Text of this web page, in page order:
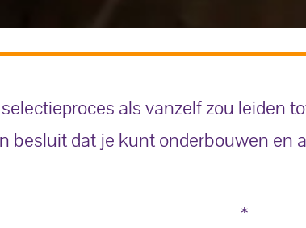
als vanzelf zou leiden
besluit dat je kunt onderbouwen en
*